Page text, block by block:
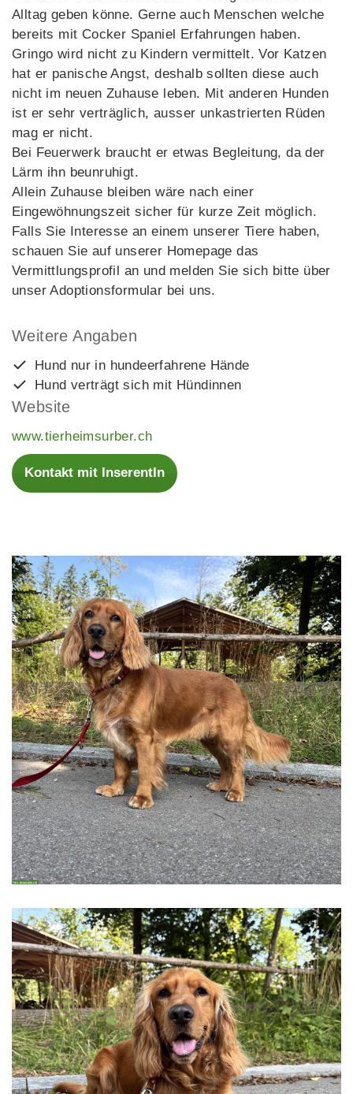
Alltag geben könne. Gerne auch Menschen welche
bereits mit Cocker Spaniel Erfahrungen haben.
Gringo wird nicht zu Kindern vermittelt. Vor Katzen
hat er panische Angst, deshalb sollten diese auch
nicht im neuen Zuhause leben. Mit anderen Hunden
ist er sehr verträglich, ausser unkastrierten Rüden
mag er nicht.
Bei Feuerwerk braucht er etwas Begleitung, da der
Lärm ihn beunruhigt.
Allein Zuhause bleiben wäre nach einer
Eingewöhnungszeit sicher für kurze Zeit möglich.
Falls Sie Interesse an einem unserer Tiere haben,
schauen Sie auf unserer Homepage das
Vermittlungsprofil an und melden Sie sich bitte über
unser Adoptionsformular bei uns.
Weitere Angaben
Hund nur in hundeerfahrene Hände
Hund verträgt sich mit Hündinnen
Website
www.tierheimsurber.ch
Kontakt mit InserentIn